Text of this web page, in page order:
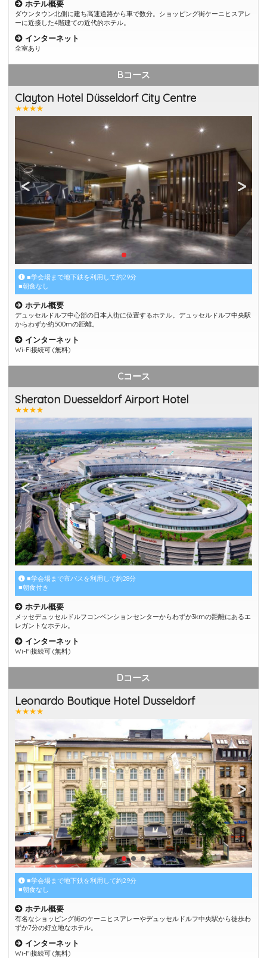
ホテル概要
ダウンタウン北側に建ち高速道路から車で数分。ショッピング街ケーニヒスアレ
ーに近接した4階建ての近代的ホテル。
インターネット
全室あり
Bコース
Clayton Hotel Düsseldorf City Centre
★★★★
■学会場まで地下鉄を利用して約29分
■朝食なし
ホテル概要
デュッセルドルフ中心部の日本人街に位置するホテル。デュッセルドルフ中央駅
からわずか約500mの距離。
インターネット
Wi-Fi接続可 (無料)
Cコース
Sheraton Duesseldorf Airport Hotel
★★★★
■学会場まで市バスを利用して約28分
■朝食付き
ホテル概要
メッセデュッセルドルフコンベンションセンターからわずか3kmの距離にあるエ
レガントなホテル。
インターネット
Wi-Fi接続可 (無料)
Dコース
Leonardo Boutique Hotel Dusseldorf
★★★★
■学会場まで地下鉄を利用して約29分
■朝食なし
ホテル概要
有名なショッピング街のケーニヒスアレーやデュッセルドルフ中央駅から徒歩わ
ずか7分の好立地なホテル。
インターネット
Wi-Fi接続可 (無料)